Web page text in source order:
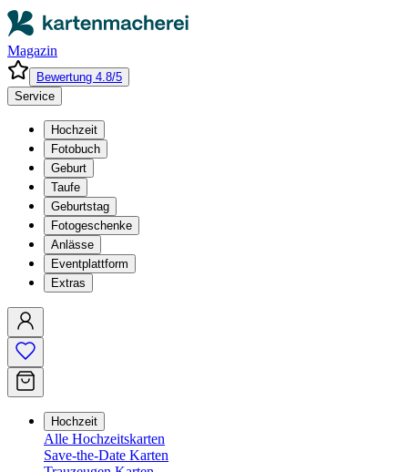
Magazin
Bewertung 4.8/5
Service
Hochzeit
Fotobuch
Geburt
Taufe
Geburtstag
Fotogeschenke
Anlässe
Eventplattform
Extras
Hochzeit
Alle Hochzeitskarten
Save-the-Date Karten